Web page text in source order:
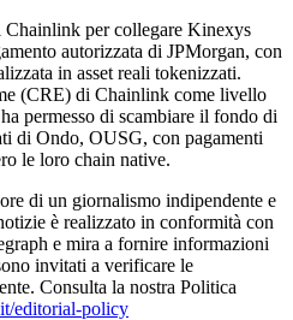
per collegare Kinexys
autorizzata di JPMorgan, con
in asset reali tokenizzati.
(CRE) di Chainlink come livello
permesso di scambiare il fondo di
di Ondo, OUSG, con pagamenti
le loro chain native.
di un giornalismo indipendente e
è realizzato in conformità con
e mira a fornire informazioni
invitati a verificare le
Consulta la nostra Politica
editorial-policy